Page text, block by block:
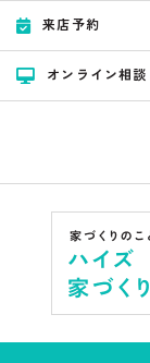
来店予約
オンライン相談